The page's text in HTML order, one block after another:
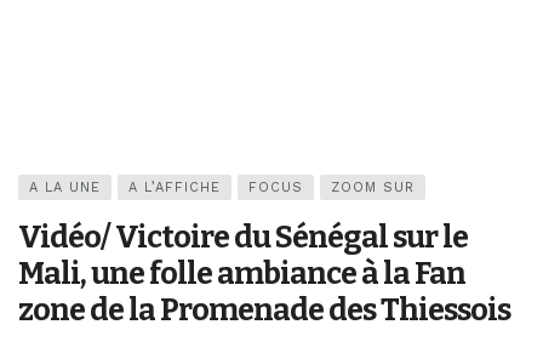
A LA UNE A L’AFFICHE FOCUS ZOOM SUR
Vidéo/ Victoire du Sénégal sur le
Mali, une folle ambiance à la Fan
zone de la Promenade des Thiessois